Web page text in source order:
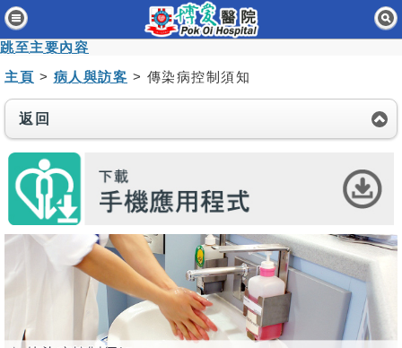
跳至主要內容
主頁
醫療服務
醫護專業人員
消息及活動
關於我們
聯絡我們
無障礙聲明
主頁 > 病人與訪客 > 傳染病控制須知
返回